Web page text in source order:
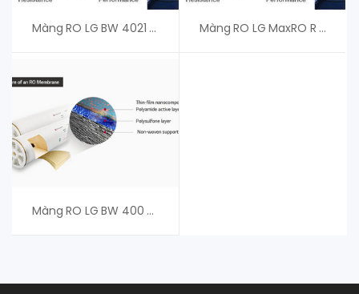
Màng RO LG BW 4021 R – Màng RO LG Chem Hàn Quốc Màng RO LG MaxRO R – An Vi Group
Màng RO LG BW 400 R – Màng RO LG Chem NanoH2O